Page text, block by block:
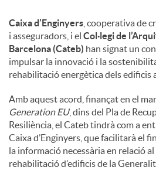
s
Caixa d’Enginyers , cooperativa de
i asseguradors, i el Col·legi de
Barcelona (Cateb) han signat un
impulsar la innovació i la
rehabilitació energètica dels edificis
Amb aquest acord, finançat en el
Generation EU, dins del Pla de
Resiliència, el Cateb tindrà com a
Caixa d’Enginyers, que facilitarà el
la informació necessària en relació
rehabilitació d’edificis de la